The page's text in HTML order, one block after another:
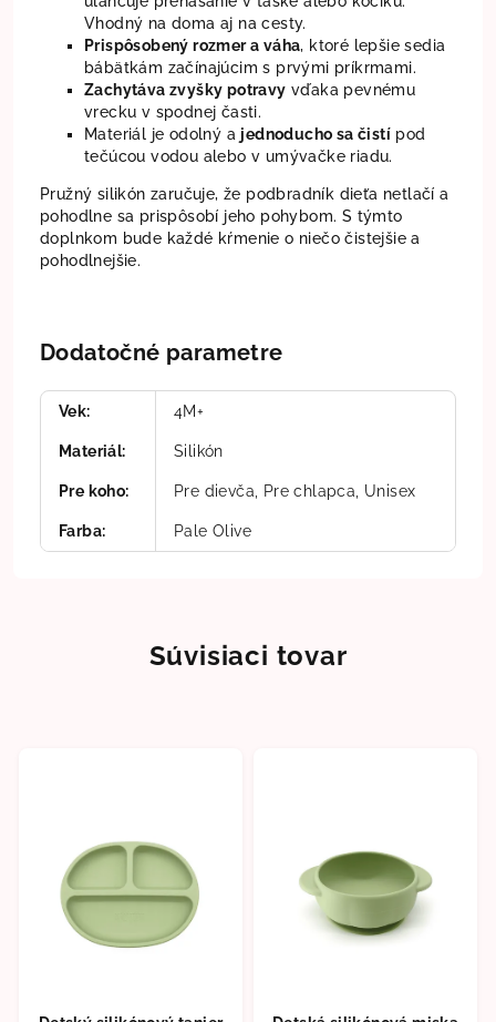
Vhodný na doma aj na cesty.
Prispôsobený rozmer a váha, ktoré lepšie sedia
bábätkám začínajúcim s prvými príkrmami.
Zachytáva zvyšky potravy vďaka pevnému
vrecku v spodnej časti.
Materiál je odolný a jednoducho sa čistí pod
tečúcou vodou alebo v umývačke riadu.
Pružný silikón zaručuje, že podbradník dieťa netlačí a
pohodlne sa prispôsobí jeho pohybom. S týmto
doplnkom bude každé kŕmenie o niečo čistejšie a
pohodlnejšie.
Dodatočné parametre
Vek: 4M+
Materiál: Silikón
Pre koho: Pre dievča, Pre chlapca, Unisex
Farba: Pale Olive
Súvisiaci tovar